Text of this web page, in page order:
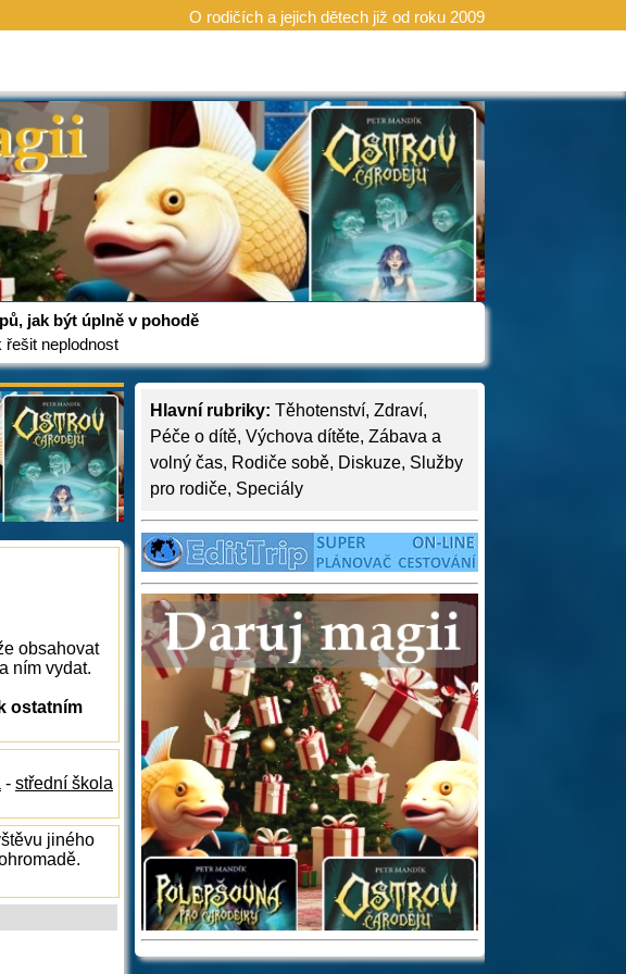
O rodičích a jejich dětech již od roku 2009
jak být úplně v pohodě
řešit neplodnost
Hlavní rubriky: Těhotenství, Zdraví,
Péče o dítě, Výchova dítěte, Zábava a
volný čas, Rodiče sobě, Diskuze, Služby
pro rodiče, Speciály
obsahovat
ním vydat.
ostatním
- střední škola
jiného